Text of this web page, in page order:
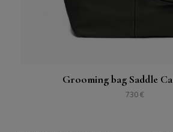
Grooming bag Saddle
730 €